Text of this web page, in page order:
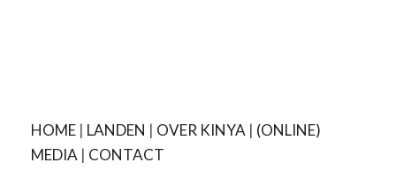
HOME| LANDEN | OVER KINYA| (ONLINE)
MEDIA| CONTACT